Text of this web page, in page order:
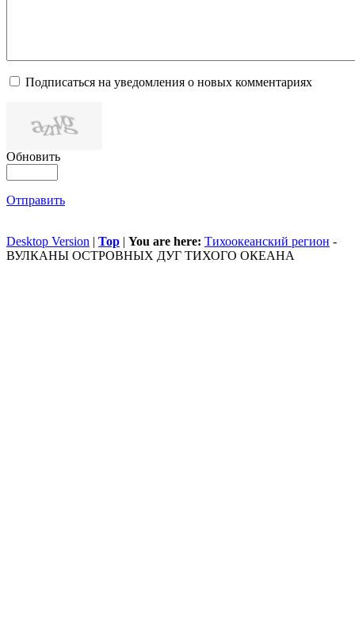
Подписаться на уведомления о новых комментариях
Обновить
Отправить
Desktop Version | Top | You are here: Тихоокеанский регион -
ВУЛКАНЫ ОСТРОВНЫХ ДУГ ТИХОГО ОКЕАНА